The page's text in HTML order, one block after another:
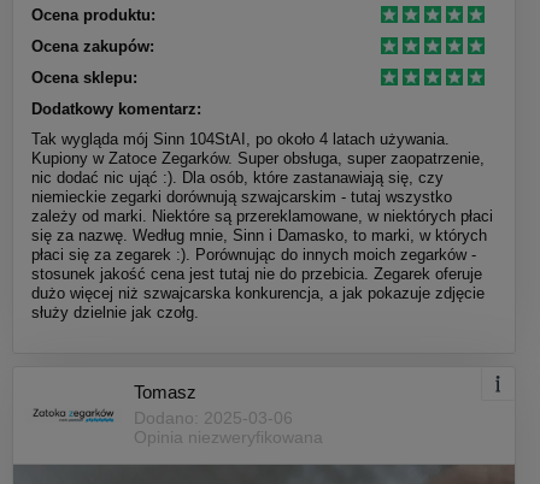
Ocena produktu:
Ocena zakupów:
Ocena sklepu:
Dodatkowy komentarz:
Tak wygląda mój Sinn 104StAI, po około 4 latach używania.
Kupiony w Zatoce Zegarków. Super obsługa, super zaopatrzenie,
nic dodać nic ująć :). Dla osób, które zastanawiają się, czy
niemieckie zegarki dorównują szwajcarskim - tutaj wszystko
zależy od marki. Niektóre są przereklamowane, w niektórych płaci
się za nazwę. Według mnie, Sinn i Damasko, to marki, w których
płaci się za zegarek :). Porównując do innych moich zegarków -
stosunek jakość cena jest tutaj nie do przebicia. Zegarek oferuje
dużo więcej niż szwajcarska konkurencja, a jak pokazuje zdjęcie
służy dzielnie jak czołg.
Tomasz
Dodano: 2025-03-06
Opinia niezweryfikowana